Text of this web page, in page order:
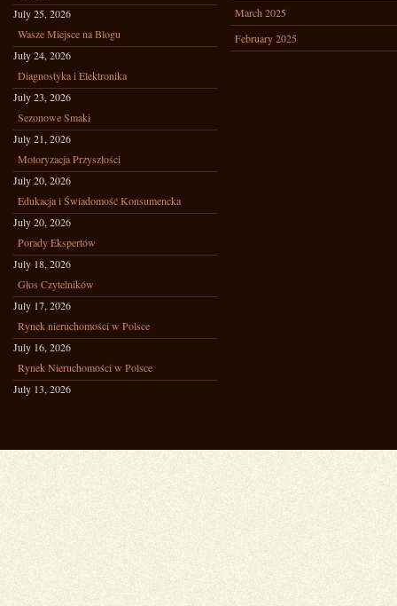
July 25, 2026
Wasze Miejsce na Blogu
July 24, 2026
Diagnostyka i Elektronika
July 23, 2026
Sezonowe Smaki
July 21, 2026
Motoryzacja Przyszłości
July 20, 2026
Edukacja i Świadomość Konsumencka
July 20, 2026
Porady Ekspertów
July 18, 2026
Głos Czytelników
July 17, 2026
Rynek nieruchomości w Polsce
July 16, 2026
Rynek Nieruchomości w Polsce
July 13, 2026
March 2025
February 2025